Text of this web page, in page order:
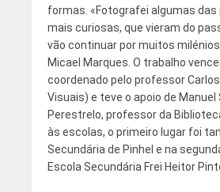
formas. «Fotografei algumas das
mais curiosas, que vieram do
vão continuar por muitos
Micael Marques. O trabalho
coordenado pelo professor
Visuais) e teve o apoio de Manuel
Perestrelo, professor da
às escolas, o primeiro lugar foi
Secundária de Pinhel e na
Escola Secundária Frei Heitor